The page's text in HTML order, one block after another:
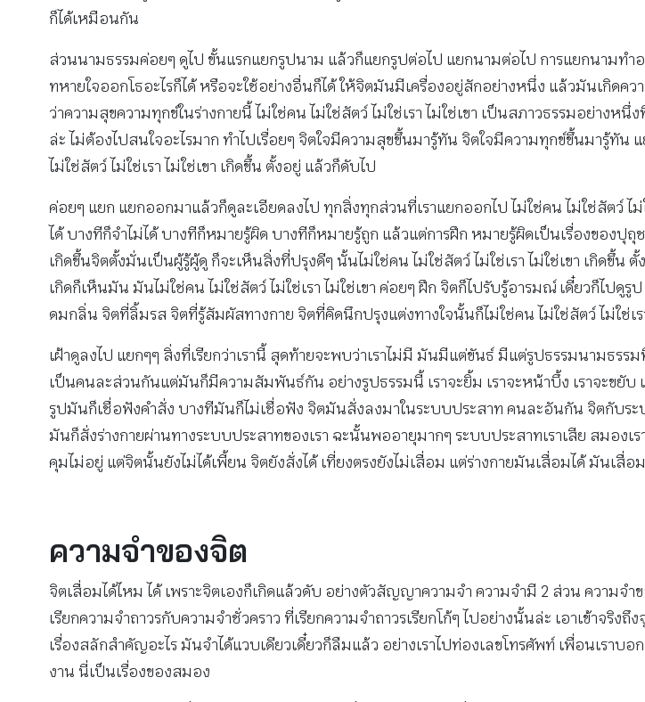
ก็ได้เหมือนกัน
ส่วนนามธรรมค่อยๆ ดูไป ขั้นแรกแยกรูปนาม แล้วก็แยกรูปต่อไป แยกนามต่อไป การแยกนามทำอ
ทหายใจออกโธอะไรก็ได้ หรือจะใช้อย่างอื่นก็ได้ ให้จิตมันมีเครื่องอยู่สักอย่างหนึ่ง แล้วมันเกิดค
ว่าความสุขความทุกข์ในร่างกายนี้ ไม่ใช่คน ไม่ใช่สัตว์ ไม่ใช่เรา ไม่ใช่เขา เป็นสภาวธรรมอย่างห
ล่ะ ไม่ต้องไปสนใจอะไรมาก ทำไปเรื่อยๆ จิตใจมีความสุขขึ้นมารู้ทัน จิตใจมีความทุกข์ขึ้นมารู้ทัน
ไม่ใช่สัตว์ ไม่ใช่เรา ไม่ใช่เขา เกิดขึ้น ตั้งอยู่ แล้วก็ดับไป
ค่อยๆ แยก แยกออกมาแล้วก็ดูละเอียดลงไป ทุกสิ่งทุกส่วนที่เราแยกออกไป ไม่ใช่คน ไม่ใช่สัตว์
ได้ บางทีก็จำไม่ได้ บางทีก็หมายรู้ผิด บางทีก็หมายรู้ถูก แล้วแต่การฝึก หมายรู้ผิดเป็นเรื่องของปุ
เกิดขึ้นจิตตั้งมั่นเป็นผู้รู้ผู้ดู ก็จะเห็นสิ่งที่ปรุงดีๆ นั้นไม่ใช่คน ไม่ใช่สัตว์ ไม่ใช่เรา ไม่ใช่เขา เกิดขึ้
เกิดก็เห็นมัน มันไม่ใช่คน ไม่ใช่สัตว์ ไม่ใช่เรา ไม่ใช่เขา ค่อยๆ ฝึก จิตก็ไปรับรู้อารมณ์ เดี๋ยวก็ไปดูรู
ดมกลิ่น จิตที่ลิ้มรส จิตที่รู้สัมผัสทางกาย จิตที่คิดนึกปรุงแต่งทางใจนั้นก็ไม่ใช่คน ไม่ใช่สัตว์ ไม่ใช่เร
เฝ้าดูลงไป แยกๆๆ สิ่งที่เรียกว่าเรานี้ สุดท้ายจะพบว่าเราไม่มี มันมีแต่ขันธ์ มีแต่รูปธรรมนาม
เป็นคนละส่วนกันแต่มันก็มีความสัมพันธ์กัน อย่างรูปธรรมนี้ เราจะยิ้ม เราจะหน้าบึ้ง เราจะข
รูปมันก็เชื่อฟังคำสั่ง บางทีมันก็ไม่เชื่อฟัง จิตมันสั่งลงมาในระบบประสาท คนละอันกัน จิตกับ
มันก็สั่งร่างกายผ่านทางระบบประสาทของเรา ฉะนั้นพออายุมากๆ ระบบประสาทเราเสีย สมอง
คุมไม่อยู่ แต่จิตนั้นยังไม่ได้เพี้ยน จิตยังสั่งได้ เที่ยงตรงยังไม่เสื่อม แต่ร่างกายมันเสื่อมได้ มันเสื่อ
ความจำของจิต
จิตเสื่อมได้ไหม ได้ เพราะจิตเองก็เกิดแล้วดับ อย่างตัวสัญญาความจำ ความจำมี 2 ส่วน ความ
เรียกความจำถาวรกับความจำชั่วคราว ที่เรียกความจำถาวรเรียกโก้ๆ ไปอย่างนั้นล่ะ เอาเข้าจริง
เรื่องสลักสำคัญอะไร มันจำได้แวบเดียวเดี๋ยวก็ลืมแล้ว อย่างเราไปท่องเลขโทรศัพท์ เพื่อนเราบอ
งาน นี่เป็นเรื่องของสมอง